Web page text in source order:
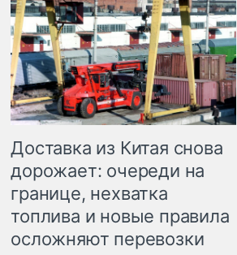
Доставка из Китая снова
дорожает: очереди на
границе, нехватка
топлива и новые правила
осложняют перевозки